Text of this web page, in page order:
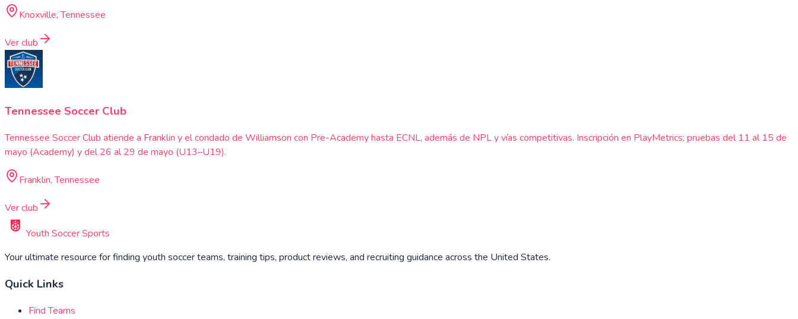
Knoxville, Tennessee
Ver club
Tennessee Soccer Club
Tennessee Soccer Club atiende a Franklin y el condado de Williamson con Pre-Academy hasta ECNL, además de NPL y vías competitivas. Inscripción en PlayMetrics; pruebas del 11 al 15 de
mayo (Academy) y del 26 al 29 de mayo (U13–U19).
Franklin, Tennessee
Ver club
Youth Soccer Sports
Your ultimate resource for finding youth soccer teams, training tips, product reviews, and recruiting guidance across the United States.
Quick Links
Find Teams